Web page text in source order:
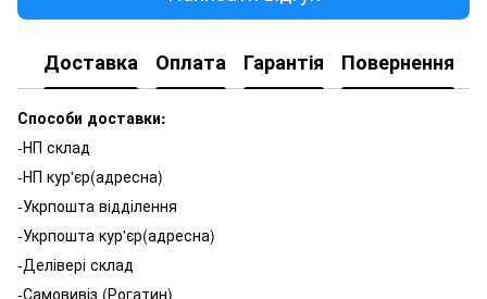
Доставка Оплата Гарантія Повернення
Способи доставки:
-НП склад
-НП кур'єр(адресна)
-Укрпошта відділення
-Укрпошта кур'єр(адресна)
-Делівері склад
-Самовивіз (Рогатин)